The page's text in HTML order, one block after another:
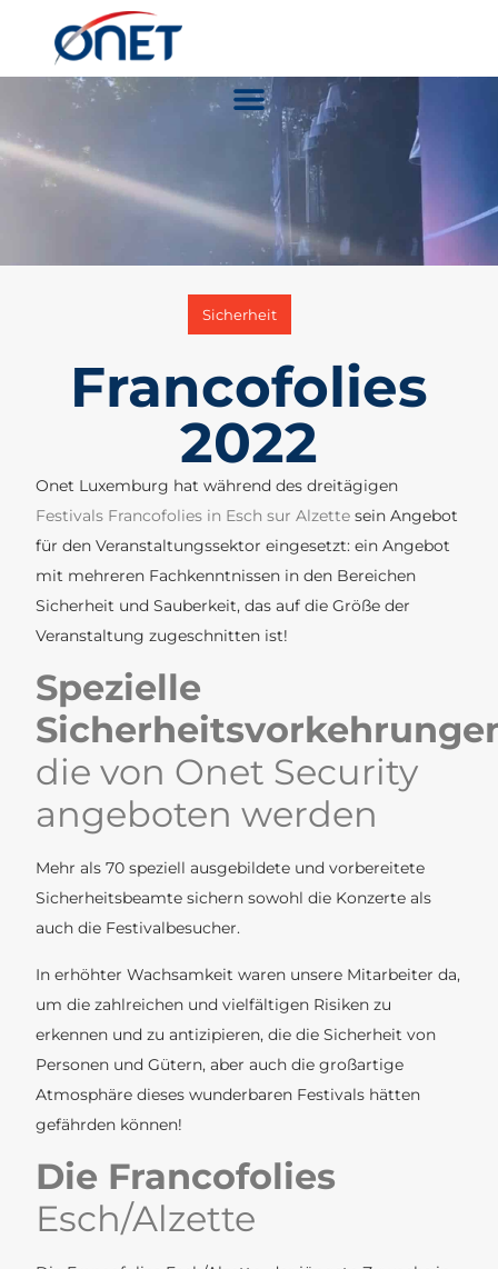
Sicherheit
Francofolies
2022
Onet Luxemburg hat während des dreitägigen
Festivals Francofolies in Esch sur Alzette sein Angebot
für den Veranstaltungssektor eingesetzt: ein Angebot
mit mehreren Fachkenntnissen in den Bereichen
Sicherheit und Sauberkeit, das auf die Größe der
Veranstaltung zugeschnitten ist!
Spezielle
die von Onet Security
angeboten werden
Mehr als 70 speziell ausgebildete und vorbereitete
Sicherheitsbeamte sichern sowohl die Konzerte als
auch die Festivalbesucher.
In erhöhter Wachsamkeit waren unsere Mitarbeiter da,
um die zahlreichen und vielfältigen Risiken zu
erkennen und zu antizipieren, die die Sicherheit von
Personen und Gütern, aber auch die großartige
Atmosphäre dieses wunderbaren Festivals hätten
gefährden können!
Die Francofolies
Esch/Alzette